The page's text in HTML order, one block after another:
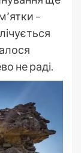
–
не раді.